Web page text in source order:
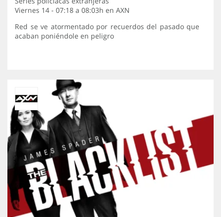
Viernes 14 - 07:18 a 08:03h en AXN
Red se ve atormentado por recuerdos del pasado que
acaban poniéndole en peligro